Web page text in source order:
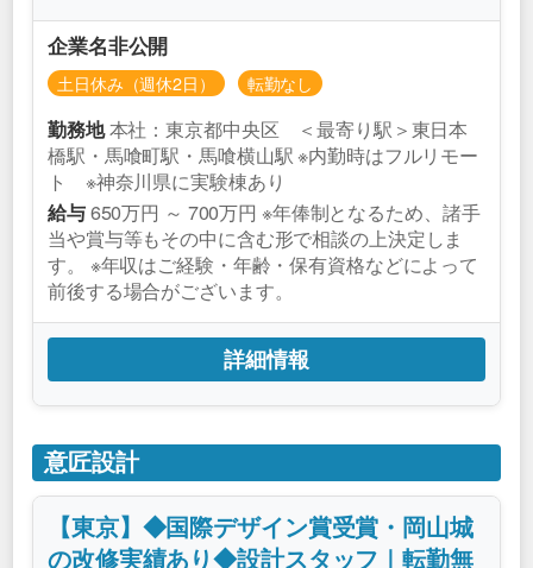
企業名非公開
土日休み（週休2日） 転勤なし
勤務地本社：東京都中央区 ＜最寄り駅＞東日本
橋駅・馬喰町駅・馬喰横山駅 ※内勤時はフルリモー
ト ※神奈川県に実験棟あり
給与650万円 ～ 700万円 ※年俸制となるため、諸手
当や賞与等もその中に含む形で相談の上決定しま
す。 ※年収はご経験・年齢・保有資格などによって
前後する場合がございます。
詳細情報
意匠設計
【東京】◆国際デザイン賞受賞・岡山城
の改修実績あり◆設計スタッフ｜転勤無